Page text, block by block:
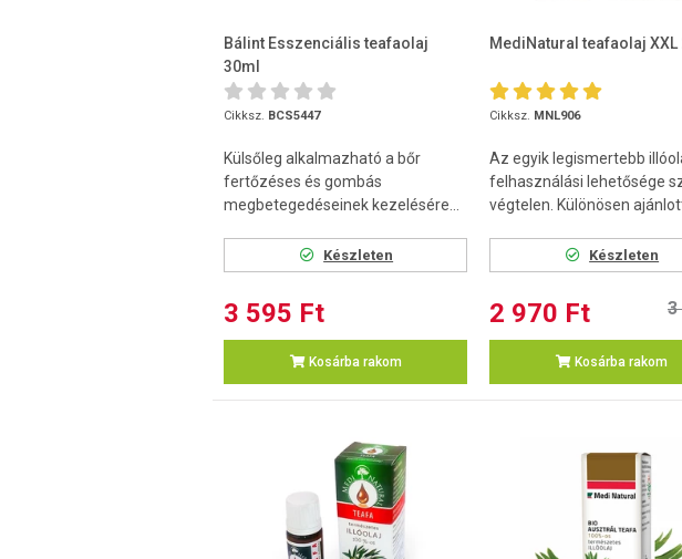
Bálint Esszenciális teafaolaj
30ml
Cikksz. BCS5447
Külsőleg alkalmazható a bőr
fertőzéses és gombás
megbetegedéseinek kezelésére...
Készleten
3 595 Ft
Kosárba rakom
MediNatural teafaolaj XXL
Cikksz. MNL906
Az egyik legismertebb
felhasználási lehetősége
végtelen. Különösen ajánlott
Készleten
2 970 Ft 3
Kosárba rakom